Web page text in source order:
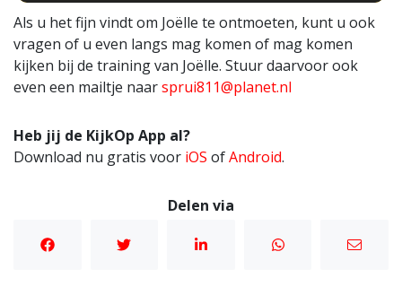
Als u het fijn vindt om Joëlle te ontmoeten, kunt u ook
vragen of u even langs mag komen of mag komen
kijken bij de training van Joëlle. Stuur daarvoor ook
even een mailtje naarsprui811@planet.nl
Heb jij de KijkOp App al?
Download nu gratis voor iOS ofAndroid.
Delen via